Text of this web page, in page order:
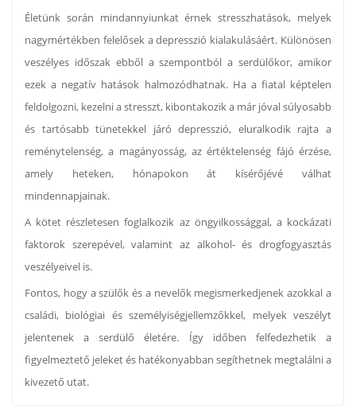
Életünk során mindannyiunkat érnek stresszhatások, melyek
nagymértékben felelősek a depresszió kialakulásáért. Különösen
veszélyes időszak ebből a szempontból a serdülőkor, amikor
ezek a negatív hatások halmozódhatnak. Ha a fiatal képtelen
feldolgozni, kezelni a stresszt, kibontakozik a már jóval súlyosabb
és tartósabb tünetekkel járó depresszió, eluralkodik rajta a
reménytelenség, a magányosság, az értéktelenség fájó érzése,
amely heteken, hónapokon át kísérőjévé válhat
mindennapjainak.
A kötet részletesen foglalkozik az öngyilkossággal, a kockázati
faktorok szerepével, valamint az alkohol- és drogfogyasztás
veszélyeivel is.
Fontos, hogy a szülők és a nevelők megismerkedjenek azokkal a
családi, biológiai és személyiségjellemzőkkel, melyek veszélyt
jelentenek a serdülő életére. Így időben felfedezhetik a
figyelmeztető jeleket és hatékonyabban segíthetnek megtalálni a
kivezető utat.